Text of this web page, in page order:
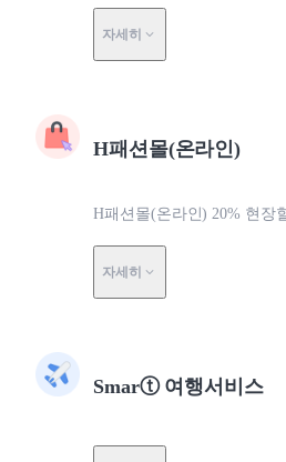
자세히
H패션몰(온라인)
H패션몰(온라인) 20% 현장
자세히
Smarⓣ 여행서비스